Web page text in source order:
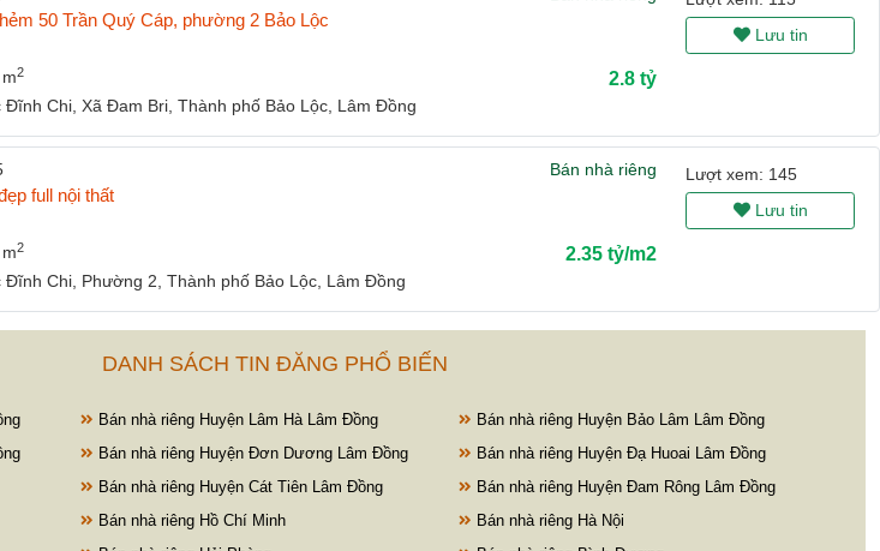
50 Trần Quý Cáp, phường 2 Bảo Lộc
2 2.8 tỷ
Chi, Xã Đam Bri, Thành phố Bảo Lộc, Lâm Đồng
Lưu tin
Bán nhà riêng
full nội thất
2 2.35 tỷ/m2
Chi, Phường 2, Thành phố Bảo Lộc, Lâm Đồng
Lượt xem: 145
Lưu tin
DANH SÁCH TIN ĐĂNG PHỔ BIẾN
Bán nhà riêng Huyện Lâm Hà Lâm Đồng
Bán nhà riêng Huyện Bảo Lâm Lâm Đồng
Bán nhà riêng Huyện Đơn Dương Lâm Đồng
Bán nhà riêng Huyện Đạ Huoai Lâm Đồng
Bán nhà riêng Huyện Cát Tiên Lâm Đồng
Bán nhà riêng Huyện Đam Rông Lâm Đồng
Bán nhà riêng Hồ Chí Minh
Bán nhà riêng Hà Nội